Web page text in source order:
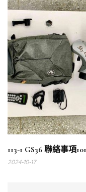
113-1 GS36 聯絡事項
2024-10-17